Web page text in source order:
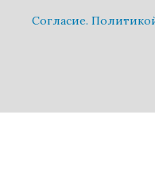
Cогласие.